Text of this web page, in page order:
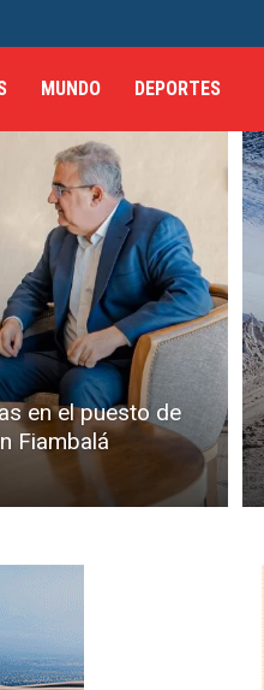
MUNDO DEPORTES
en el puesto de
Fiambalá